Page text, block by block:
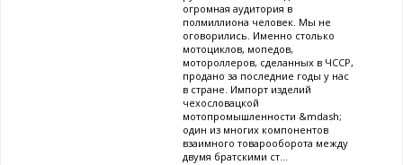
огромная аудитория в
полмиллиона человек. Мы не
оговорились. Именно столько
мотоциклов, мопедов,
мотороллеров, сделанных в ЧССР,
продано за последние годы у нас
в стране. Импорт изделий
чехословацкой
мотопромышленности &mdash;
один из многих компонентов
взаимного товарооборота между
двумя братскими ст...